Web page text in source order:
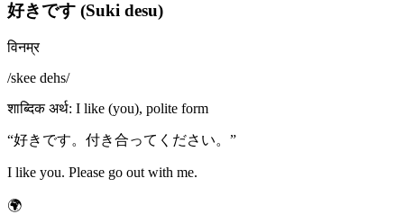
好きです (Suki desu)
विनम्र
/skee dehs/
शाब्दिक अर्थ: I like (you), polite form
“好きです。付き合ってください。 ”
I like you. Please go out with me.
🌍